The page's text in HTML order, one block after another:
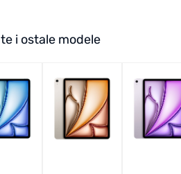
i ostale modele